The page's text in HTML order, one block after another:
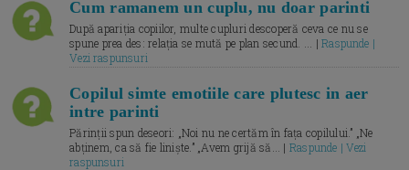
Cum ramanem un cuplu, nu doar parinti
După apariția copiilor, multe cupluri descoperă ceva ce nu se
spune prea des: relația se mută pe plan secund. ... |Raspunde |
Vezi raspunsuri
Copilul simte emotiile care plutesc in aer
intre parinti
Părinții spun deseori: „Noi nu ne certăm în fața copilului.” „Ne
abținem, ca să fie liniște.” „Avem grijă să... | Raspunde | Vezi
raspunsuri